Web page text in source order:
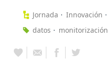
Jornada Innovación
datos
monitorización